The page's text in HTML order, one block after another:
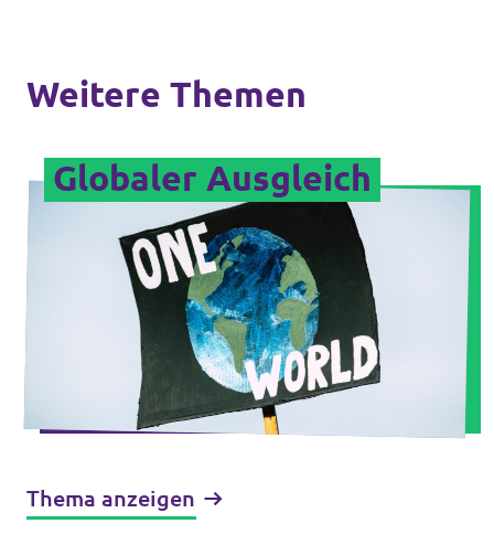
Weitere Themen
Globaler Ausgleich
Thema anzeigen